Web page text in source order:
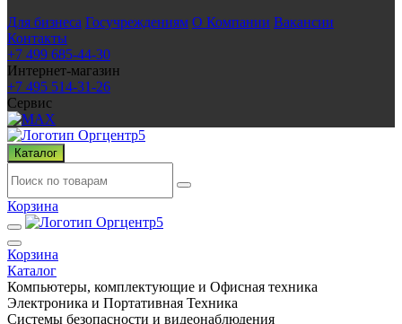
Для бизнеса Госучреждениям О Компании Вакансии
Контакты
+7 499 685-44-30
Интернет-магазин
+7 495 514-31-26
Сервис
Каталог
Корзина
Корзина
Каталог
Компьютеры, комплектующие и Офисная техника
Электроника и Портативная Техника
Системы безопасности и видеонаблюдения